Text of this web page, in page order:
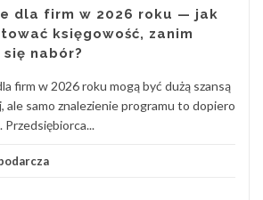
dla firm w 2026 roku — jak
księgowość, zanim
nabór?
firm w 2026 roku mogą być dużą szansą
ale samo znalezienie programu to dopiero
Przedsiębiorca...